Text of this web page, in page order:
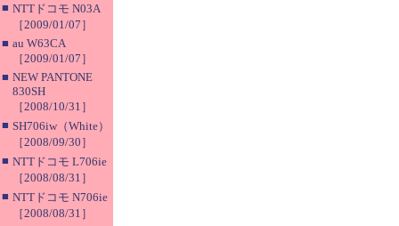
■ NTTドコモ N03A
［2009/01/07］
■ au W63CA
［2009/01/07］
■ NEW PANTONE
830SH
［2008/10/31］
■ SH706iw（White）
［2008/09/30］
■ NTTドコモ L706ie
［2008/08/31］
■ NTTドコモ N706ie
［2008/08/31］